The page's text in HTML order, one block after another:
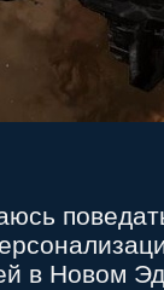
в Новом